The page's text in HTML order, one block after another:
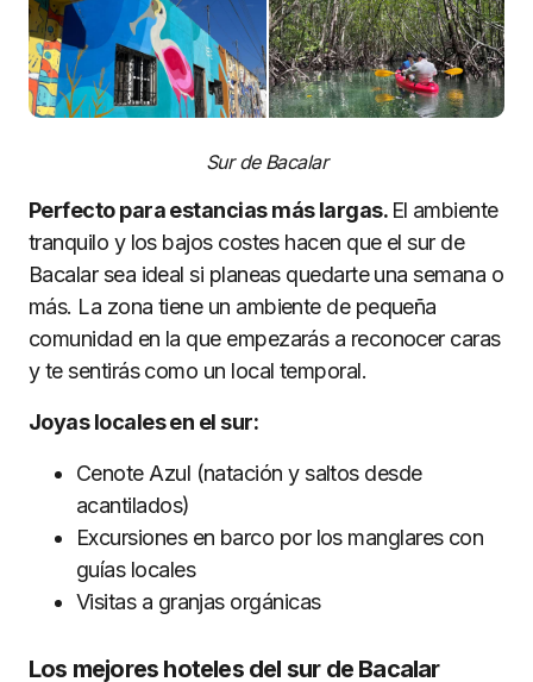
Sur de Bacalar
Perfecto para estancias más largas. El ambiente
tranquilo y los bajos costes hacen que el sur de
Bacalar sea ideal si planeas quedarte una semana o
más. La zona tiene un ambiente de pequeña
comunidad en la que empezarás a reconocer caras
y te sentirás como un local temporal.
Joyas locales en el sur:
Cenote Azul (natación y saltos desde
acantilados)
Excursiones en barco por los manglares con
guías locales
Visitas a granjas orgánicas
Los mejores hoteles del sur de Bacalar